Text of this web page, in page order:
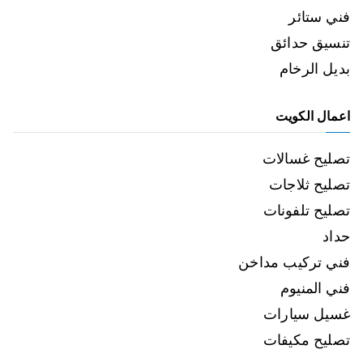
فني ستائر
تنسيق حدائق
بديل الرخام
اعمال الكويت
تصليح غسالات
تصليح ثلاجات
تصليح تلفونات
حداد
فني تركيب مداخن
فني المنيوم
غسيل سيارات
تصليح مكيفات